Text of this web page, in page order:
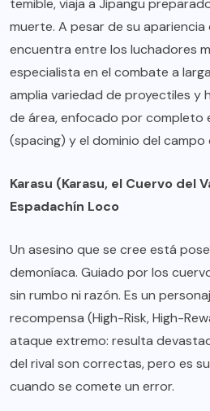
muerte. A pesar de su
encuentra entre los luchadores
especialista en el combate a
amplia variedad de proyectiles y
de área, enfocado por completo
(spacing) y el dominio del campo
Karasu (Karasu, el Cuervo del
Espadachín Loco
Un asesino que se cree está
demoníaca. Guiado por los
sin rumbo ni razón. Es un
recompensa (High-Risk, High-
ataque extremo: resulta
del rival son correctas, pero es
cuando se comete un error.